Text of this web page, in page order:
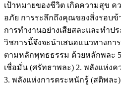
เป้าหมายของชีวิต เกิดความสุข ค
อภัย การระลึกถึงคุณของสิ่งรอบข้
การทำงานอย่างเสียสละและทำป
วิชการนี้จึงจะนำเสนอแนวทางกา
ตามหลักพุทธธรรม ด้วยหลักพละ
เชื่อมั่น (ศรัทธาพละ) 2. พลังแห่งค
3. พลังแห่งการตระหนักรู้ (สติพล